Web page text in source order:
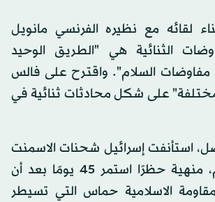
لقائه مع نظيره الفرنسي مانويل
الثنائية هي "الطريق الوحيد
السلام". واقترح على فالس
على شكل محادثات ثنائية في
استأنفت إسرائيل شحنات الاسمنت
لقطاع غزة اليوم، منهية حظرًا استمر 45 يومًا بعد أن
الاسلامية حماس التي تسيطر